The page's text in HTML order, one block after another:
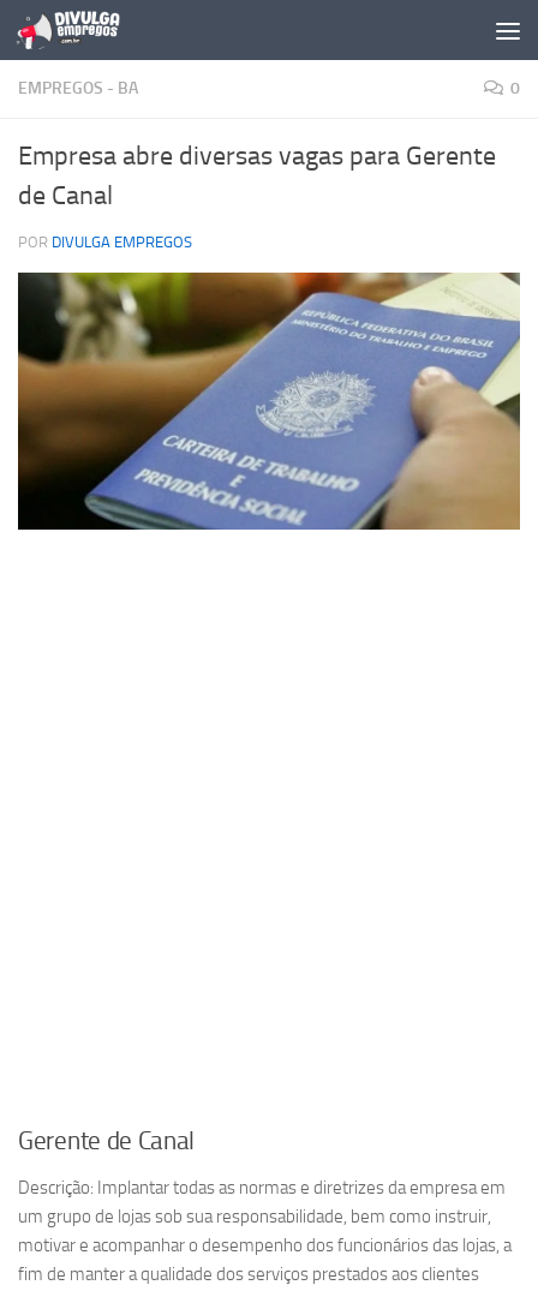
Skip to content
EMPREGOS - BA 0
Empresa abre diversas vagas para Gerente
de Canal
POR DIVULGA EMPREGOS
Gerente de Canal
Descrição: Implantar todas as normas e diretrizes da empresa em
um grupo de lojas sob sua responsabilidade, bem como instruir,
motivar e acompanhar o desempenho dos funcionários das lojas, a
fim de manter a qualidade dos serviços prestados aos clientes